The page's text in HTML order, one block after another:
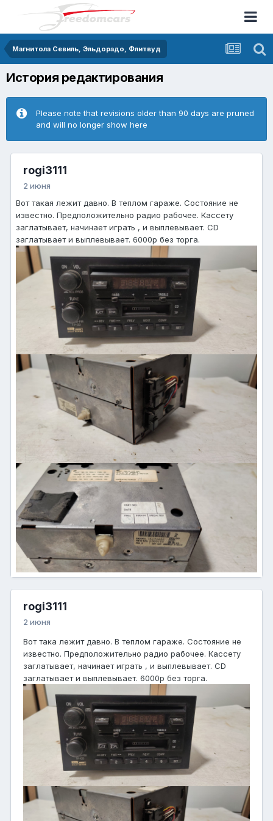
Магнитола Севиль, Эльдорадо, Флитвуд
История редактирования
Please note that revisions older than 90 days are pruned
and will no longer show here
rogi3111
2 июня
Вот такая лежит давно. В теплом гараже. Состояние не
известно. Предположительно радио рабочее. Кассету
заглатывает, начинает играть , и выплевывает. CD
заглатывает и выплевывает. 6000р без торга.
rogi3111
2 июня
Вот така лежит давно. В теплом гараже. Состояние не
известно. Предположительно радио рабочее. Кассету
заглатывает, начинает играть , и выплевывает. CD
заглатывает и выплевывает. 6000р без торга.